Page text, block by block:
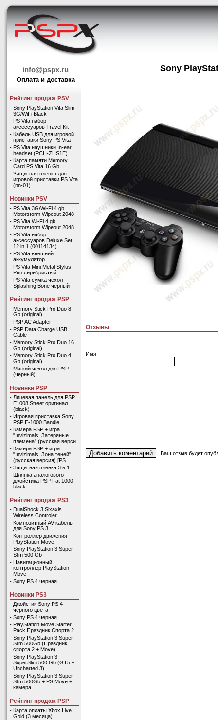
info@pspx.ru
Оплата и доставка
Рейтинг продаж PSV
- Sony PlayStation Vita Slim
3G/WiFi Black
- PS Vita набор
аксессуаров Travel Kit
- Кабель USB для игровой
приставки Sony PS Vita
- PS Vita наушники In-ear
headset (PCH-ZHS1E)
- Карта памяти Memory
Card PS Vita 16 Gb
- Защитная пленка для
игровой приставки PS Vita
(nn-01)
Новинки PSV
- PS Vita 3G/Wi-Fi 4 gb
Motorstorm Wipeout 2048
- PS Vita Wi-Fi 4 gb
Motorstorm Wipeout 2048
- PS Vita набор
аксессуаров Deluxe Set
12 in 1 (00114134)
- PS Vita внешний
аккумулятор
- PS Vita Mini Metal Stylus
Pen серебристый
- PS Vita сумка чехол
Splashing Bone черный
Рейтинг продаж PSP
- Memory Stick Pro Duo 8
Gb (original)
- PSP AC Adapter
- PSP Data Charge USB
Cable
- Memory Stick Pro Duo 16
Gb (original)
- Memory Stick Pro Duo 4
Gb (original)
- Мягкий чехол для PSP
(черный)
Новинки PSP
- Лицевая панель для PSP
E1008 Street оригинал
(black)
- Игровая приставка Sony
PSP E-1000 Bandle
- Камера PSP + игра
"Invizimals. Затеряные
племена" (русская верси
- Камера PSP + игра
"Invizimals. Зона теней"
(русская версия) [PS
- Защитная пленка 3 в 1
- Шляпка аналогового
джойстика PSP Fat 1000
black
Рейтинг продаж PS3
- DualShock 3 Sixaxis
Wireless Controler
- Композитный AV кабель
для Sony PS 3
- Контроллер движения
PlayStation Move
- Sony PlayStation 3 Super
Slim 500 Gb
- Навигационный
контроллер PlayStation
Move
- Sony PS 4 черная
Новинки PS3
- Джойстик Sony PS 4
черного цвета
- Sony PS 4 черная
- PlayStation Move Starter
Pack Праздник Спорта 2
- Sony PlayStation 3 Super
Slim 500Gb (Праздник
спорта 2 + Move)
- Sony PlayStation 3
SuperSlim 500 Gb (GT5 +
Uncharted 3)
- Sony PlayStation 3 Super
Slim 500Gb + PS Move +
камера
Рейтинг продаж PSP
- Карта оплаты Xbox Live
Gold (3 месяца)
Sony
Отзывы
Имя:
Ваш отзыв будет